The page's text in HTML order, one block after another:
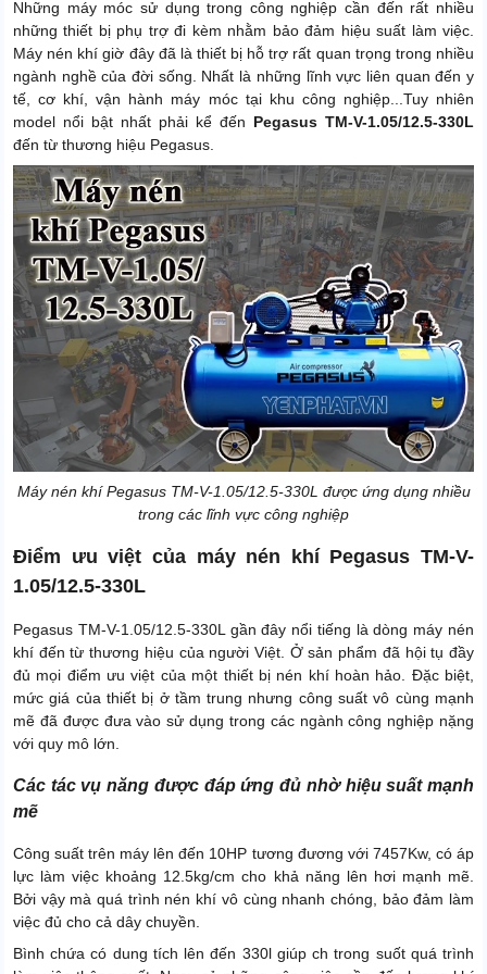
Những máy móc sử dụng trong công nghiệp cần đến rất nhiều
những thiết bị phụ trợ đi kèm nhằm bảo đảm hiệu suất làm việc.
Máy nén khí giờ đây đã là thiết bị hỗ trợ rất quan trọng trong nhiều
ngành nghề của đời sống. Nhất là những lĩnh vực liên quan đến y
tế, cơ khí, vận hành máy móc tại khu công nghiệp...Tuy nhiên
model nổi bật nhất phải kể đến Pegasus TM-V-1.05/12.5-330L
đến từ thương hiệu Pegasus.
Máy nén khí Pegasus TM-V-1.05/12.5-330L được ứng dụng nhiều
trong các lĩnh vực công nghiệp
Điểm ưu việt của máy nén khí Pegasus TM-V-
1.05/12.5-330L
Pegasus TM-V-1.05/12.5-330L gần đây nổi tiếng là dòng máy nén
khí đến từ thương hiệu của người Việt. Ở sản phẩm đã hội tụ đầy
đủ mọi điểm ưu việt của một thiết bị nén khí hoàn hảo. Đặc biệt,
mức giá của thiết bị ở tầm trung nhưng công suất vô cùng mạnh
mẽ đã được đưa vào sử dụng trong các ngành công nghiệp nặng
với quy mô lớn.
Các tác vụ năng được đáp ứng đủ nhờ hiệu suất mạnh
mẽ
Công suất trên máy lên đến 10HP tương đương với 7457Kw, có áp
lực làm việc khoảng 12.5kg/cm cho khả năng lên hơi mạnh mẽ.
Bởi vậy mà quá trình nén khí vô cùng nhanh chóng, bảo đảm làm
việc đủ cho cả dây chuyền.
Bình chứa có dung tích lên đến 330l giúp ch trong suốt quá trình